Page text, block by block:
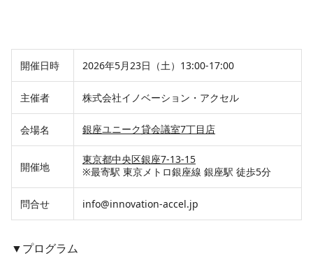
開催日時 2026年5月23日（土）13:00-17:00
主催者 株式会社イノベーション・アクセル
会場名 銀座ユニーク貸会議室7丁目店
開催地
東京都中央区銀座7-13-15
※最寄駅 東京メトロ銀座線 銀座駅 徒歩5分
問合せ info@innovation-accel.jp
▼プログラム